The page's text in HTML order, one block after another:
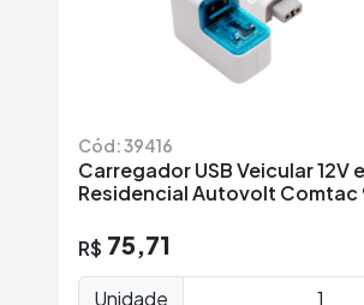
Cód: 39416
Carregador USB Veicular 12V e
Residencial Autovolt Comtac
R$ 75,71
Unidade